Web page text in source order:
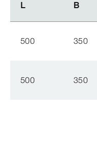
L B
L B
500 350
500 350